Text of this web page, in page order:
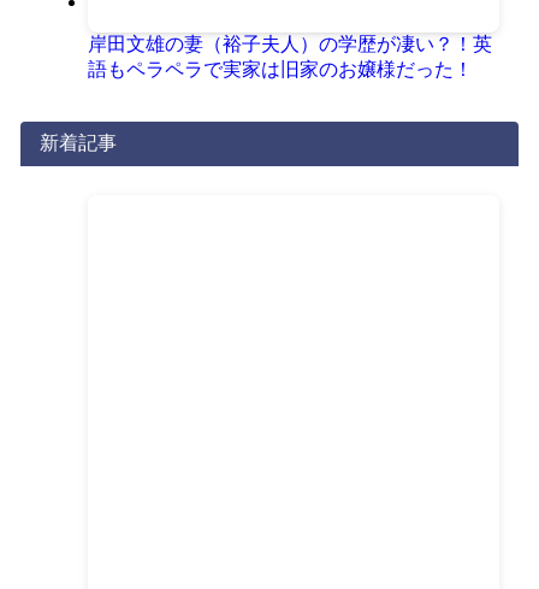
岸田文雄の妻（裕子夫人）の学歴が凄い？！英
語もペラペラで実家は旧家のお嬢様だった！
新着記事